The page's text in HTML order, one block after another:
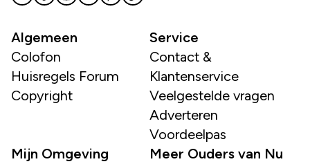
Algemeen
Colofon
Huisregels Forum
Copyright
Service
Contact &
Klantenservice
Veelgestelde vragen
Adverteren
Voordeelpas
Mijn Omgeving
Meer Ouders van Nu